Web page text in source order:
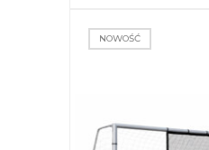
NOWOŚĆ